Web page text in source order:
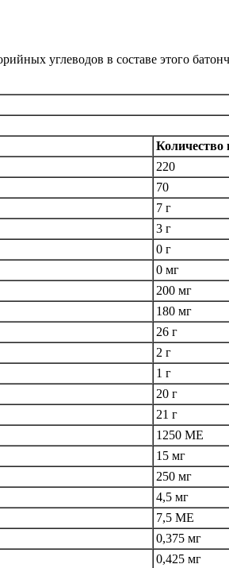
углеводов в составе этого
Количество
220
70
7 г
3 г
0 г
0 мг
200 мг
180 мг
26 г
2 г
1 г
20 г
21 г
1250 МЕ
15 мг
250 мг
4,5 мг
7,5 МЕ
0,375 мг
0,425 мг